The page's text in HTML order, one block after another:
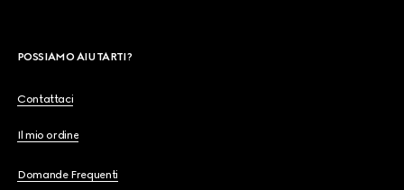
POSSIAMO AIUTARTI?
Contattaci
Il mio ordine
Domande Frequenti